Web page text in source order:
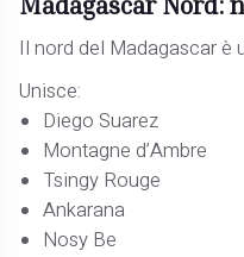
Il nord del Madagascar è
Unisce:
Diego Suarez
Montagne d’Ambre
Tsingy Rouge
Ankarana
Nosy Be